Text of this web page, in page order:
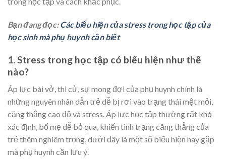
Bạn đang đọc:Các biểu hiện của stress trong học tập của
học sinh mà phụ huynh cần biết
1. Stress trong học tập có biểu hiện như thế
nào?
Áp lực bài vở, thi cử, sự mong đợi của phụ huynh chính là
những nguyên nhân dẫn trẻ dễ bị rơi vào trạng thái mệt mỏi,
căng thẳng cao độ và stress. Áp lực học tập thường rất khó
xác định, bố mẹ dễ bỏ qua, khiến tình trạng căng thẳng của
trẻ thêm nghiêm trọng, dưới đây là một số biểu hiện hay gặp
mà phụ huynh cần lưu ý.